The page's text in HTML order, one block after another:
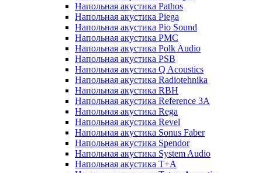
Напольная акустика Pathos
Напольная акустика Piega
Напольная акустика Pio Sound
Напольная акустика PMC
Напольная акустика Polk Audio
Напольная акустика PSB
Напольная акустика Q Acoustics
Напольная акустика Radiotehnika
Напольная акустика RBH
Напольная акустика Reference 3A
Напольная акустика Rega
Напольная акустика Revel
Напольная акустика Sonus Faber
Напольная акустика Spendor
Напольная акустика System Audio
Напольная акустика T+A